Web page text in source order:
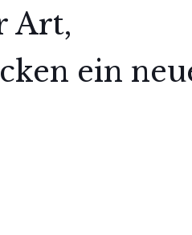
Art,
ein